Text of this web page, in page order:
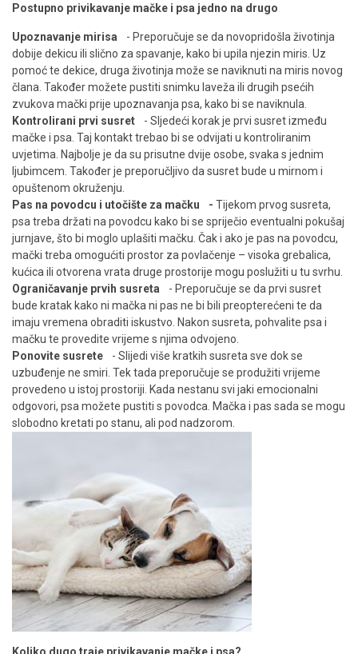
Postupno privikavanje mačke i psa jedno na drugo
Upoznavanje mirisa - Preporučuje se da novopridošla životinja
dobije dekicu ili slično za spavanje, kako bi upila njezin miris. Uz
pomoć te dekice, druga životinja može se naviknuti na miris novog
člana. Također možete pustiti snimku laveža ili drugih psećih
zvukova mački prije upoznavanja psa, kako bi se naviknula.
Kontrolirani prvi susret
- Sljedeći korak je prvi susret između
mačke i psa. Taj kontakt trebao bi se odvijati u kontroliranim
uvjetima. Najbolje je da su prisutne dvije osobe, svaka s jednim
ljubimcem. Također je preporučljivo da susret bude u mirnom i
opuštenom okruženju.
Pas na povodcu i utočište za mačku - Tijekom prvog susreta,
psa treba držati na povodcu kako bi se spriječio eventualni pokušaj
jurnjave, što bi moglo uplašiti mačku. Čak i ako je pas na povodcu,
mački treba omogućiti prostor za povlačenje – visoka grebalica,
kućica ili otvorena vrata druge prostorije mogu poslužiti u tu svrhu.
Ograničavanje prvih susreta - Preporučuje se da prvi susret
bude kratak kako ni mačka ni pas ne bi bili preopterećeni te da
imaju vremena obraditi iskustvo. Nakon susreta, pohvalite psa i
mačku te provedite vrijeme s njima odvojeno.
Ponovite susrete - Slijedi više kratkih susreta sve dok se
uzbuđenje ne smiri. Tek tada preporučuje se produžiti vrijeme
provedeno u istoj prostoriji. Kada nestanu svi jaki emocionalni
odgovori, psa možete pustiti s povodca. Mačka i pas sada se mogu
slobodno kretati po stanu, ali pod nadzorom.